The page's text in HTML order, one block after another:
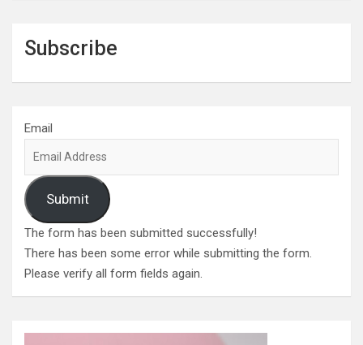
Subscribe
Email
Submit
The form has been submitted successfully!
There has been some error while submitting the form.
Please verify all form fields again.